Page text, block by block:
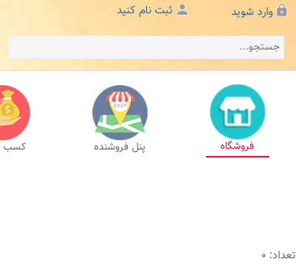
وارد شوید ثبت نام کنید
فروشگاه پنل فروشنده کسب
تعداد: 0